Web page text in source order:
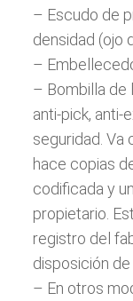
– Escudo de
densidad (ojo
–
– Bombilla de
anti-pick, anti-
seguridad. Va
hace copias
codificada y
propietario.
registro del
disposición de
– En otros